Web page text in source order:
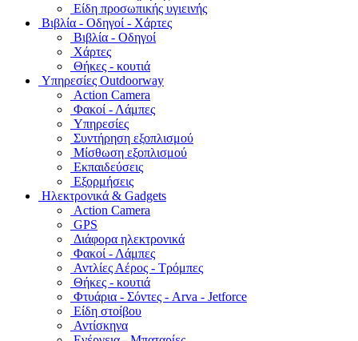
Είδη προσωπικής υγιεινής
Bιβλία - Οδηγοί - Χάρτες
Βιβλία - Οδηγοί
Χάρτες
Θήκες - κουτιά
Υπηρεσίες Outdoorway
Action Camera
Φακοί - Λάμπες
Υπηρεσίες
Συντήρηση εξοπλισμού
Μίσθωση εξοπλισμού
Εκπαιδεύσεις
Εξορμήσεις
Ηλεκτρονικά & Gadgets
Action Camera
GPS
Διάφορα ηλεκτρονικά
Φακοί - Λάμπες
Αντλίες Αέρος - Τρόμπες
Θήκες - κουτιά
Φτυάρια - Σόντες - Arva - Jetforce
Είδη στοίβου
Αντίσκηνα